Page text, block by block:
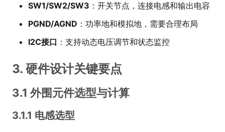
SW1/SW2/SW3 ：开关节点，连接电感和输出电容
PGND/AGND ：功率地和模拟地，需要合理布局
I2C接口 ：支持动态电压调节和状态监控
3. 硬件设计关键要点
3.1 外围元件选型与计算
3.1.1 电感选型